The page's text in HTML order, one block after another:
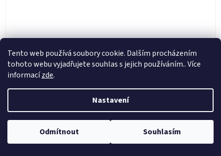
Tento web používá soubory cookie. Dalším procházením
tohoto webu vyjadřujete souhlas s jejich používáním.. Více
informacízde.
Nastavení
Odmítnout Souhlasím